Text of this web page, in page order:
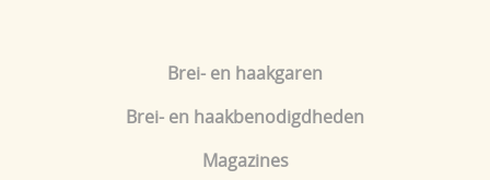
Brei- en haakgaren
Brei- en haakbenodigdheden
Magazines